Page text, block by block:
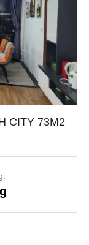
CITY 73M2